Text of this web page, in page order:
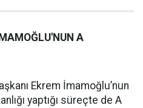
A
Ekrem İmamoğlu’nun
yaptığı süreçte de A